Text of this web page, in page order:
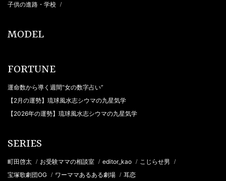
子供の進路・学校 /
MODEL
FORTUNE
運命数から導く週間“女の数字占い”
【2月の運勢】琉球風水志シウマの九星気学
【2026年の運勢】琉球風水志シウマの九星気学
SERIES
町田啓太 / お受験ママの相談室 / editor_kao / こじらせ男 /
宝塚歌劇団OG / ワーママあるある劇場 / 耳恋